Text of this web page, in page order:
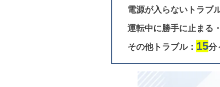
電源が入らないトラブ
運転中に勝手に止まる
その他トラブル： 15分